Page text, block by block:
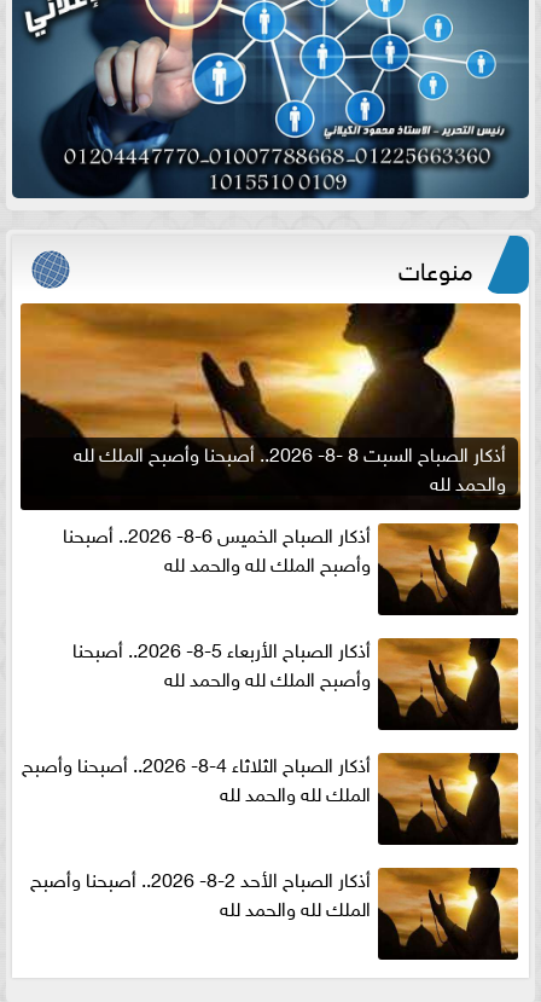
منوعات
أذكار الصباح السبت 8 -8- 2026.. أصبحنا وأصبح الملك لله
والحمد لله
أذكار الصباح الخميس 6-8- 2026.. أصبحنا
وأصبح الملك لله والحمد لله
أذكار الصباح الأربعاء 5-8- 2026.. أصبحنا
وأصبح الملك لله والحمد لله
أذكار الصباح الثلاثاء 4-8- 2026.. أصبحنا وأصبح
الملك لله والحمد لله
أذكار الصباح الأحد 2-8- 2026.. أصبحنا وأصبح
الملك لله والحمد لله